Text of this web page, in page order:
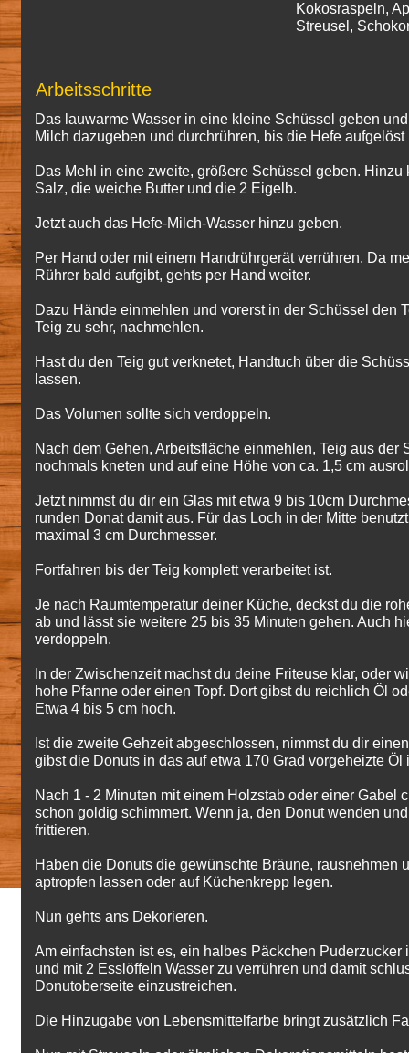
Kokosraspeln,
Streusel,
Arbeitsschritte
Das lauwarme Wasser in eine kleine Schüssel geben
Milch dazugeben und durchrühren, bis die Hefe aufgelöst
Das Mehl in eine zweite, größere Schüssel geben. Hinzu
Salz, die weiche Butter und die 2 Eigelb.
Jetzt auch das Hefe-Milch-Wasser hinzu geben.
Per Hand oder mit einem Handrührgerät verrühren. Da
Rührer bald aufgibt, gehts per Hand weiter.
Dazu Hände einmehlen und vorerst in der Schüssel den
Teig zu sehr, nachmehlen.
Hast du den Teig gut verknetet, Handtuch über die
lassen.
Das Volumen sollte sich verdoppeln.
Nach dem Gehen, Arbeitsfläche einmehlen, Teig aus der
nochmals kneten und auf eine Höhe von ca. 1,5 cm
Jetzt nimmst du dir ein Glas mit etwa 9 bis 10cm
runden Donat damit aus. Für das Loch in der Mitte
maximal 3 cm Durchmesser.
Fortfahren bis der Teig komplett verarbeitet ist.
Je nach Raumtemperatur deiner Küche, deckst du die
ab und lässt sie weitere 25 bis 35 Minuten gehen. Auch
verdoppeln.
In der Zwischenzeit machst du deine Friteuse klar, oder
hohe Pfanne oder einen Topf. Dort gibst du reichlich Öl
Etwa 4 bis 5 cm hoch.
Ist die zweite Gehzeit abgeschlossen, nimmst du dir
gibst die Donuts in das auf etwa 170 Grad vorgeheizte Öl
Nach 1 - 2 Minuten mit einem Holzstab oder einer Gabel
schon goldig schimmert. Wenn ja, den Donut wenden
frittieren.
Haben die Donuts die gewünschte Bräune, rausnehmen
aptropfen lassen oder auf Küchenkrepp legen.
Nun gehts ans Dekorieren.
Am einfachsten ist es, ein halbes Päckchen Puderzucker
und mit 2 Esslöffeln Wasser zu verrühren und damit
Donutoberseite einzustreichen.
Die Hinzugabe von Lebensmittelfarbe bringt zusätzlich